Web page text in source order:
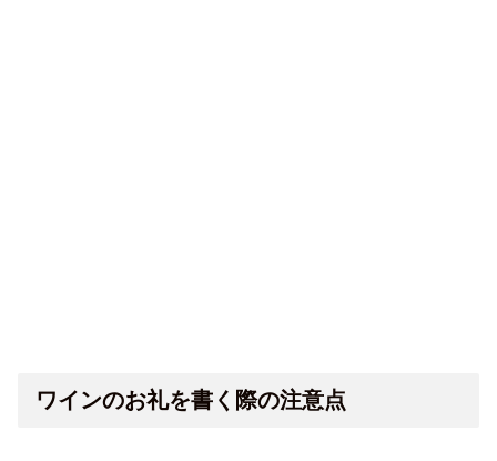
ワインのお礼を書く際の注意点